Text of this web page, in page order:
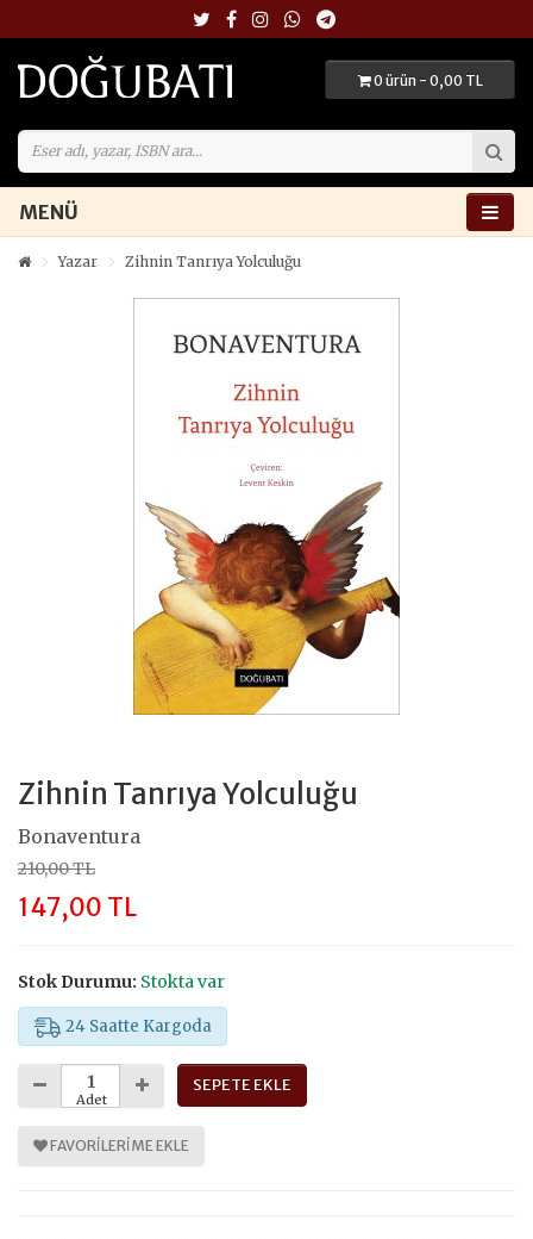
0 ürün - 0,00 TL
MENÜ
Yazar Zihnin Tanrıya Yolculuğu
Zihnin Tanrıya Yolculuğu
Bonaventura
210,00 TL
147,00 TL
Stok Durumu: Stokta var
24 Saatte Kargoda
Adet
SEPETE EKLE
FAVORILERIME EKLE